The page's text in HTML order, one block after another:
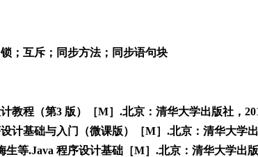
；互斥；同步方法；同步语句块
计教程（第3 版）［M］.北京：清华大学出版社，
设计基础与入门（微课版）［M］.北京：清华大学
生等.Java 程序设计基础［M］.北京：清华大学出